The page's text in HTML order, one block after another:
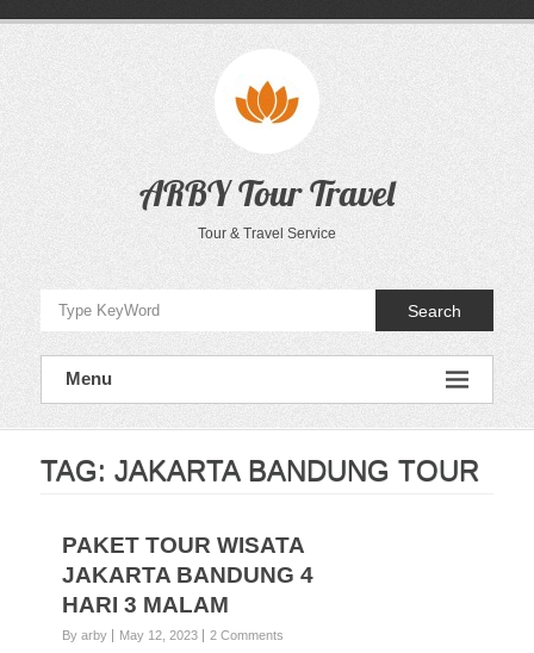
ARBY Tour Travel
Tour & Travel Service
Search
Menu
TAG: JAKARTA BANDUNG TOUR
PAKET TOUR WISATA
JAKARTA BANDUNG 4
HARI 3 MALAM
By arby May 12, 2023 2 Comments